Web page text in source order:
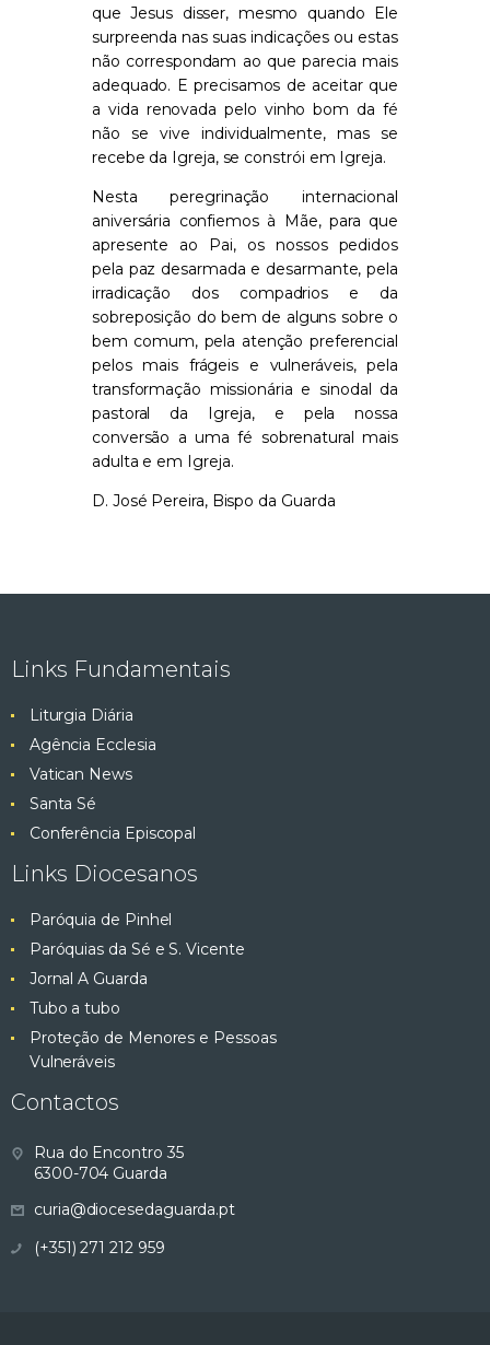
que Jesus disser, mesmo quando Ele
surpreenda nas suas indicações ou estas
não correspondam ao que parecia mais
adequado. Eprecisamos de aceitar que
a vida renovada pelo vinho bom da fé
não se vive individualmente, mas se
recebe da Igreja, se constrói em Igreja.
Nesta peregrinação internacional
aniversária confiemos à Mãe, para que
apresente ao Pai, os nossos pedidos
pela paz desarmada e desarmante, pela
irradicação dos compadrios e da
sobreposição do bem de alguns sobre o
bem comum, pela atenção preferencial
pelosmais frágeis e vulneráveis, pela
transformação missionária e sinodal da
pastoral da Igreja, e pela nossa
conversão a uma fé sobrenatural mais
adulta e em Igreja.
D. José Pereira, Bispo da Guarda
Links Fundamentais
Liturgia Diária
Agência Ecclesia
Vatican News
Santa Sé
Conferência Episcopal
Links Diocesanos
Paróquia de Pinhel
Paróquias da Sé e S. Vicente
Jornal A Guarda
Tubo a tubo
Proteção de Menores e Pessoas
Vulneráveis
Contactos
Rua do Encontro 35
6300-704 Guarda
curia@diocesedaguarda.pt
(+351) 271 212 959